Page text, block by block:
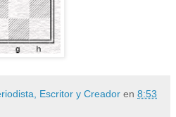
Escritor y Creador en 8:53